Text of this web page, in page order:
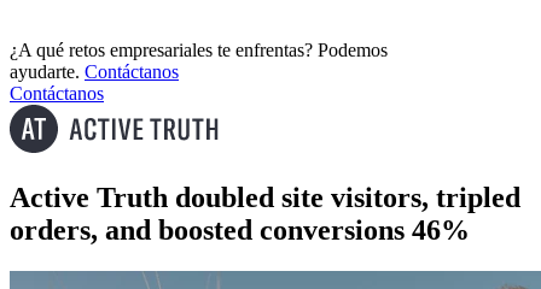
¿A qué retos empresariales te enfrentas? Podemos
ayudarte. Contáctanos
Contáctanos
Active Truth doubled site visitors, tripled
orders, and boosted conversions 46%